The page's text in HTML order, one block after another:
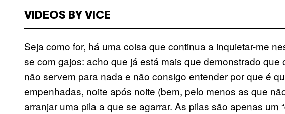
VIDEOS BY VICE
Seja como for, há uma coisa que continua a inquietar-me
se com gajos: acho que já está mais que demonstrado que
não servem para nada e não consigo entender por que é
empenhadas, noite após noite (bem, pelo menos as que
arranjar uma pila a que se agarrar. As pilas são apenas um